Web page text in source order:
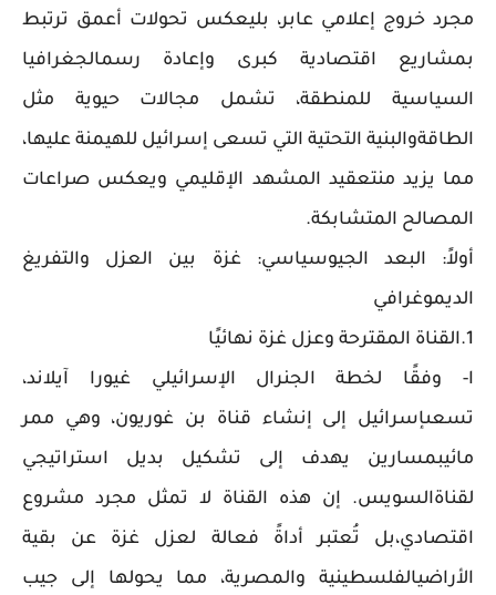
مجرد خروج إعلامي عابر، بليعكس تحولات أعمق ترتبط
بمشاريع اقتصادية كبرى وإعادة رسمالجغرافيا
السياسية للمنطقة، تشمل مجالات حيوية مثل
الطاقةوالبنية التحتية التي تسعى إسرائيل للهيمنة عليها،
مما يزيد منتعقيد المشهد الإقليمي ويعكس صراعات
المصالح المتشابكة.
أولاً: البعد الجيوسياسي: غزة بين العزل والتفريغ
الديموغرافي
1.القناة المقترحة وعزل غزة نهائيًا
ا- وفقًا لخطة الجنرال الإسرائيلي غيورا آيلاند،
تسعىإسرائيل إلى إنشاء قناة بن غوريون، وهي ممر
مائيبمسارين يهدف إلى تشكيل بديل استراتيجي
لقناةالسويس. إن هذه القناة لا تمثل مجرد مشروع
اقتصادي،بل تُعتبر أداةً فعالة لعزل غزة عن بقية
الأراضيالفلسطينية والمصرية، مما يحولها إلى جيب